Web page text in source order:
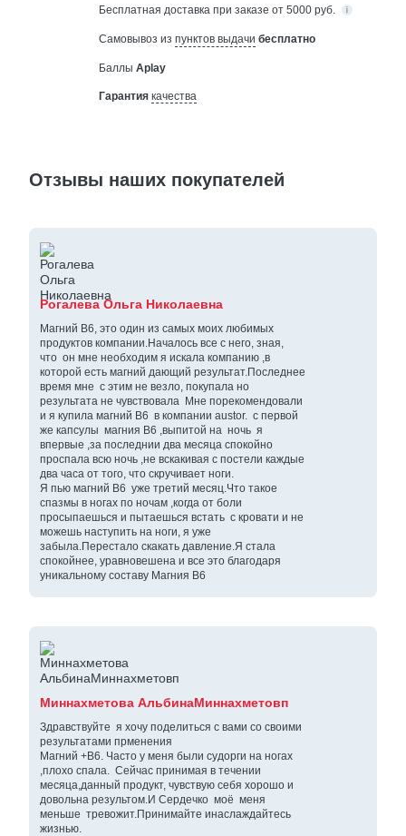
Бесплатная доставка при заказе от 5000 руб.
Самовывоз из пунктов выдачи бесплатно
Баллы Aplay
Гарантия качества
Отзывы наших покупателей
Рогалева Ольга Николаевна
Магний В6, это один из самых моих любимых
продуктов компании.Началось все с него, зная,
что он мне необходим я искала компанию ,в
которой есть магний дающий результат.Последнее
время мне с этим не везло, покупала но
результата не чувствовала Мне порекомендовали
и я купила магний В6 в компании austor. с первой
же капсулы магния В6 ,выпитой на ночь я
впервые ,за последнии два месяца спокойно
проспала всю ночь ,не вскакивая с постели каждые
два часа от того, что скручивает ноги.
Я пью магний В6 уже третий месяц.Что такое
спазмы в ногах по ночам ,когда от боли
просыпаешься и пытаешься встать с кровати и не
можешь наступить на ноги, я уже
забыла.Перестало скакать давление.Я стала
спокойнее, уравновешена и все это благодаря
уникальному составу Магния В6
Миннахметова АльбинаМиннахметовп
Здравствуйте я хочу поделиться с вами со своими
результатами прменения
Магний +В6. Часто у меня были судорги на ногах
,плохо спала. Сейчас принимая в течении
месяца,данный продукт, чувствую себя хорошо и
довольна результом.И Сердечко моё меня
меньше тревожит.Принимайте инаслаждайтесь
жизнью.